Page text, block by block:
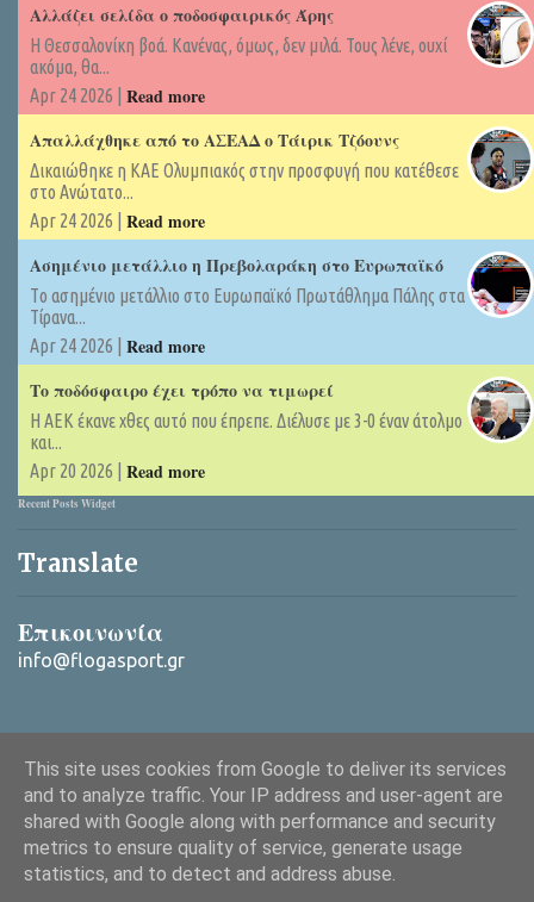
Αλλάζει σελίδα ο ποδοσφαιρικός Άρης
Η Θεσσαλονίκη βοά. Κανένας, όμως, δεν μιλά. Τους λένε, ουχί
ακόμα, θα...
Apr 24 2026 | Read more
Απαλλάχθηκε από το ΑΣΕΑΔ ο Τάιρικ Τζόουνς
Δικαιώθηκε η ΚΑΕ Ολυμπιακός στην προσφυγή που κατέθεσε
στο Ανώτατο...
Apr 24 2026 | Read more
Ασημένιο μετάλλιο η Πρεβολαράκη στο Ευρωπαϊκό
Tο ασημένιο μετάλλιο στο Ευρωπαϊκό Πρωτάθλημα Πάλης στα
Τίρανα...
Apr 24 2026 | Read more
Το ποδόσφαιρο έχει τρόπο να τιμωρεί
Η ΑΕΚ έκανε χθες αυτό που έπρεπε. Διέλυσε με 3-0 έναν άτολμο
και...
Apr 20 2026 | Read more
Recent Posts Widget
Translate
Επικοινωνία
info@flogasport.gr
Από το Blogger
This site uses cookies from Google to deliver its services
and to analyze traffic. Your IP address and user-agent are
shared with Google along with performance and security
metrics to ensure quality of service, generate usage
statistics, and to detect and address abuse.